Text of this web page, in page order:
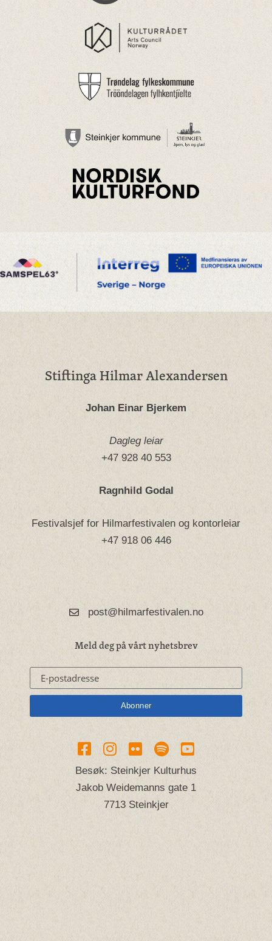
Stiftinga Hilmar Alexandersen
Johan Einar Bjerkem
Dagleg leiar
+47 928 40 553
Ragnhild Godal
Festivalsjef for Hilmarfestivalen og kontorleiar
+47 918 06 446
post@hilmarfestivalen.no
Meld deg på vårt nyhetsbrev
Besøk: Steinkjer Kulturhus
Jakob Weidemanns gate 1
7713 Steinkjer